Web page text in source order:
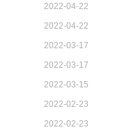
2022-04-22
2022-04-22
2022-03-17
2022-03-17
2022-03-15
2022-02-23
2022-02-23